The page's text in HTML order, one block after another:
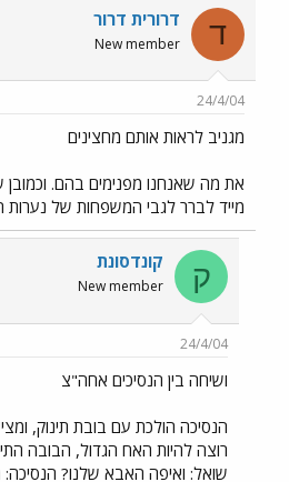
ד דרורית דרור
New member
24/4/04
מגניב לראות אותם מחצינים
את מה שאנחנו מפנימים בהם.
מייד לברר לגבי המשפחות של נערות
ק קונדסונת
New member
24/4/04
ושיחה בין הנסיכים אחה"צ
הנסיכה הולכת עם בובת תינוק,
רוצה להיות האח הגדול, הבובה
שואל: ואיפה האבא שלנו?